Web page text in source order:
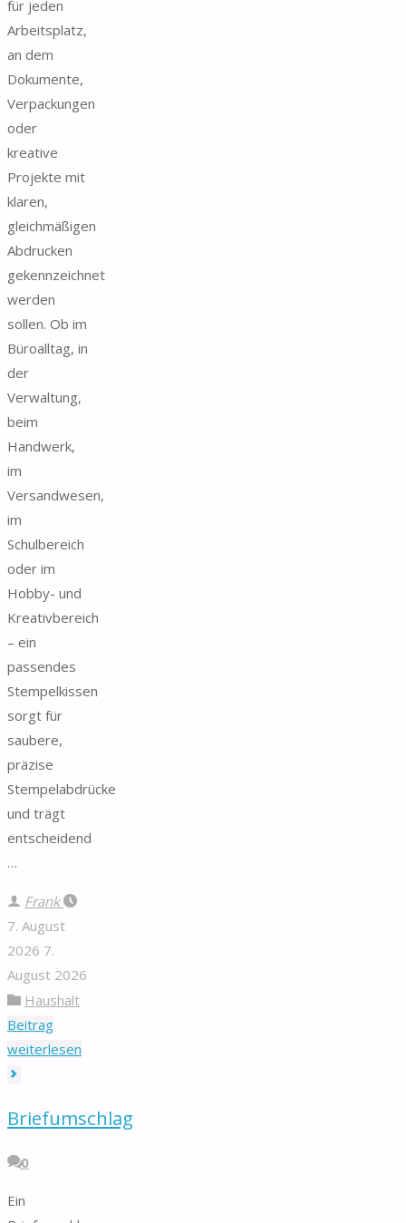
für jeden
Arbeitsplatz,
an dem
Dokumente,
Verpackungen
oder
kreative
Projekte mit
klaren,
gleichmäßigen
Abdrucken
gekennzeichnet
werden
sollen. Ob im
Büroalltag, in
der
Verwaltung,
beim
Handwerk,
im
Versandwesen,
im
Schulbereich
oder im
Hobby- und
Kreativbereich
– ein
passendes
Stempelkissen
sorgt für
saubere,
präzise
Stempelabdrücke
und trägt
entscheidend
…
Frank
7. August
2026 7.
August 2026
Haushalt
Beitrag
weiterlesen
Briefumschlag
0
Ein